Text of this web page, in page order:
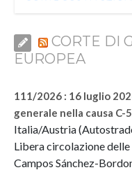
CORTE DI
EUROPEA
111/2026 : 16 luglio
generale nella causa C-
Italia/Austria
Libera circolazione delle
Campos Sánchez-